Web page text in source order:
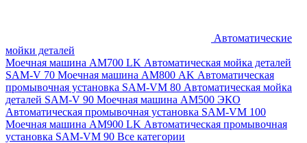
Автоматические
мойки деталей
Моечная машина AM700 LK Автоматическая мойка деталей
SAM-V 70 Моечная машина АМ800 AK Автоматическая
промывочная установка SAM-VM 80 Автоматическая мойка
деталей SAM-V 90 Моечная машина АМ500 ЭКО
Автоматическая промывочная установка SAM-VM 100
Моечная машина AM900 LK Автоматическая промывочная
установка SAM-VM 90 Все категории